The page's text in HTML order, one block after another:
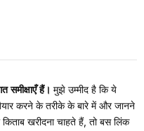
समीक्षाएँ हैं। मुझे उम्मीद है कि ये
करने के तरीके के बारे में और जानने
खरीदना चाहते हैं, तो बस लिंक